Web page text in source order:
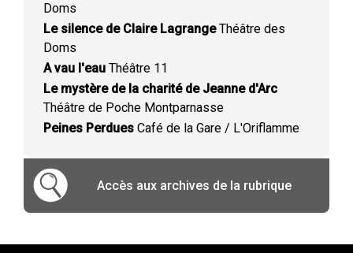
Doms
Le silence de Claire LagrangeThéâtre des
Doms
A vau l'eau Théâtre 11
Le mystère de la charité de Jeanne d'Arc
Théâtre de Poche Montparnasse
Peines Perdues Café de la Gare / L'Oriflamme
Accès aux archives de la rubrique